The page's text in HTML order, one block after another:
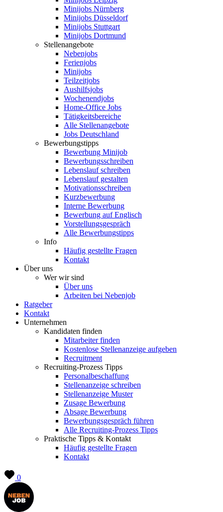
Minijobs Nürnberg
Minijobs Düsseldorf
Minijobs Stuttgart
Minijobs Dortmund
Stellenangebote
Nebenjobs
Ferienjobs
Minijobs
Teilzeitjobs
Aushilfsjobs
Wochenendjobs
Home-Office Jobs
Tätigkeitsbereiche
Alle Stellenangebote
Jobs Deutschland
Bewerbungstipps
Bewerbung Minijob
Bewerbungsschreiben
Lebenslauf schreiben
Lebenslauf gestalten
Motivationsschreiben
Kurzbewerbung
Interne Bewerbung
Bewerbung auf Englisch
Vorstellungsgespräch
Alle Bewerbungstipps
Info
Häufig gestellte Fragen
Kontakt
Über uns
Wer wir sind
Über uns
Arbeiten bei Nebenjob
Ratgeber
Kontakt
Unternehmen
Kandidaten finden
Mitarbeiter finden
Kostenlose Stellenanzeige aufgeben
Recruitment
Recruiting-Prozess Tipps
Personalbeschaffung
Stellenanzeige schreiben
Stellenanzeige Muster
Zusage Bewerbung
Absage Bewerbung
Bewerbungsgespräch führen
Alle Recruiting-Prozess Tipps
Praktische Tipps & Kontakt
Häufig gestellte Fragen
Kontakt
0